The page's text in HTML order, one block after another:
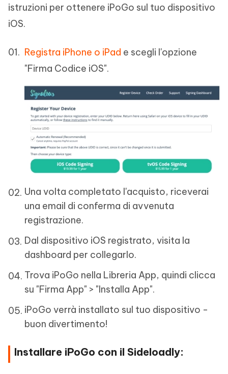
istruzioni per ottenere iPoGo sul tuo dispositivo
iOS.
Registra iPhone o iPad e scegli l'opzione
"Firma Codice iOS".
Una volta completato l'acquisto, riceverai
una email di conferma di avvenuta
registrazione.
Dal dispositivo iOS registrato, visita la
dashboard per collegarlo.
Trova iPoGo nella Libreria App, quindi clicca
su "Firma App" > "Installa App".
iPoGo verrà installato sul tuo dispositivo -
buon divertimento!
Installare iPoGo con il Sideloadly: